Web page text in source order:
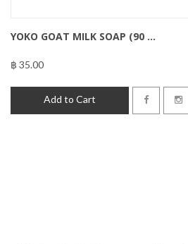
YOKO GOAT MILK SOAP (90 ...
฿ 35.00
Add to Cart